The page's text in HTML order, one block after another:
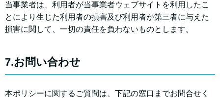
当事業者は、利用者が当事業者ウェブサイトを利用したこ
とにより生じた利用者の損害及び利用者が第三者に与えた
損害に関して、一切の責任を負わないものとします。
7.お問い合わせ
本ポリシーに関するご質問は、下記の窓口までお問合せく